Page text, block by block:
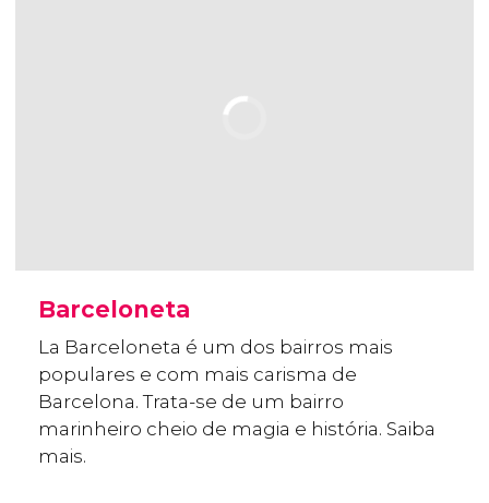
Barceloneta
La Barceloneta é um dos bairros mais
populares e com mais carisma de
Barcelona. Trata-se de um bairro
marinheiro cheio de magia e história. Saiba
mais.